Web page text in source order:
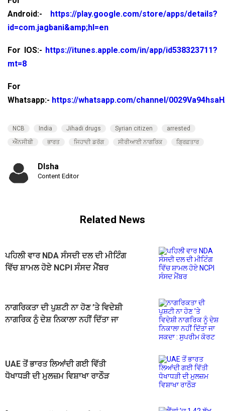
Android:-
https://play.google.com/store/apps/details?
id=com.jagbani&amp;hl=en
For IOS:- https://itunes.apple.com/in/app/id538323711?
mt=8
For
Whatsapp:- https://whatsapp.com/channel/
NCB India Jihadi drugs Syrian citizen
arrested
ਐੱਨਸੀਬੀ
ਭਾਰਤ ਜਿਹਾਦੀ ਡਰੱਗ ਸੀਰੀਆਈ ਨਾਗਰਿਕ ਗ੍ਰਿਫ਼ਤਾਰ
DIsha
Content Editor
Related News
ਪਹਿਲੀ ਵਾਰ NDA ਸੰਸਦੀ ਦਲ ਦੀ ਮੀਟਿੰਗ
ਵਿੱਚ ਸ਼ਾਮਲ ਹੋਏ NCPI ਸੰਸਦ ਮੈਂਬਰ
ਨਾਗਰਿਕਤਾ ਦੀ ਪੁਸ਼ਟੀ ਨਾ ਹੋਣ ’ਤੇ ਵਿਦੇਸ਼ੀ
ਨਾਗਰਿਕ ਨੂੰ ਦੇਸ਼ ਨਿਕਾਲਾ ਨਹੀਂ ਦਿੱਤਾ ਜਾ
UAE ਤੋਂ ਭਾਰਤ ਲਿਆਂਦੀ ਗਈ ਵਿੱਤੀ
ਧੋਖਾਧੜੀ ਦੀ ਮੁਲਜ਼ਮ ਵਿਸ਼ਾਖਾ ਰਾਠੌੜ